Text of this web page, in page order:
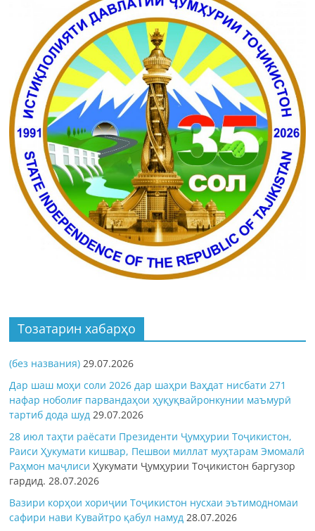
Тозатарин хабарҳо
(без названия) 29.07.2026
Дар шаш моҳи соли 2026 дар шаҳри Ваҳдат нисбати 271
нафар ноболиғ парвандаҳои ҳуқуқвайронкунии маъмурӣ
тартиб дода шуд 29.07.2026
28 июл таҳти раёсати Президенти Ҷумҳурии Тоҷикистон,
Раиси Ҳукумати кишвар, Пешвои миллат муҳтарам Эмомалӣ
Раҳмон маҷлисиҲукумати Ҷумҳурии Тоҷикистон баргузор
гардид. 28.07.2026
Вазири корҳои хориҷии Тоҷикистон нусхаи эътимодномаи
сафири нави Кувайтро қабул намуд 28.07.2026